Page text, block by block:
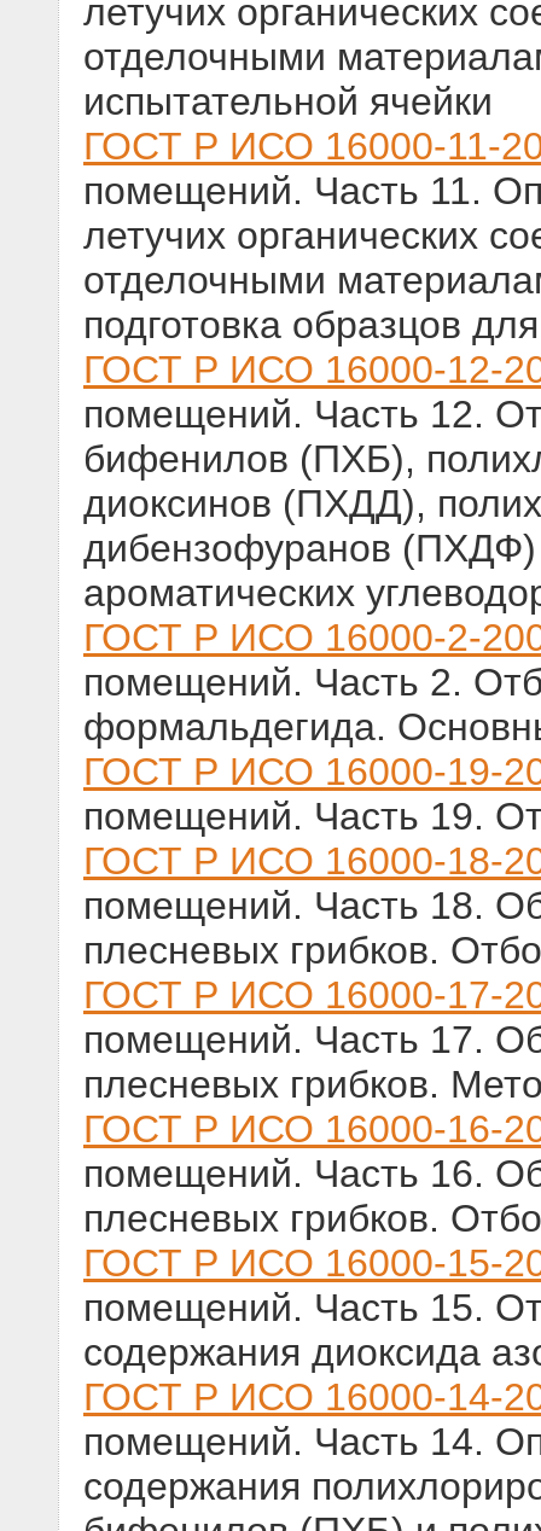
летучих органических
отделочными
испытательной ячейки
ГОСТ Р ИСО 16000-11-
помещений. Часть 11.
летучих органических
отделочными
подготовка образцов
ГОСТ Р ИСО 16000-12-
помещений. Часть 12.
бифенилов (ПХБ),
диоксинов (ПХДД),
дибензофуранов (ПХДФ)
ароматических
ГОСТ Р ИСО 16000-2-
помещений. Часть 2.
формальдегида.
ГОСТ Р ИСО 16000-19-
помещений. Часть 19.
ГОСТ Р ИСО 16000-18-
помещений. Часть 18.
плесневых грибков.
ГОСТ Р ИСО 16000-17-
помещений. Часть 17.
плесневых грибков.
ГОСТ Р ИСО 16000-16-
помещений. Часть 16.
плесневых грибков.
ГОСТ Р ИСО 16000-15-
помещений. Часть 15.
содержания диоксида
ГОСТ Р ИСО 16000-14-
помещений. Часть 14.
содержания